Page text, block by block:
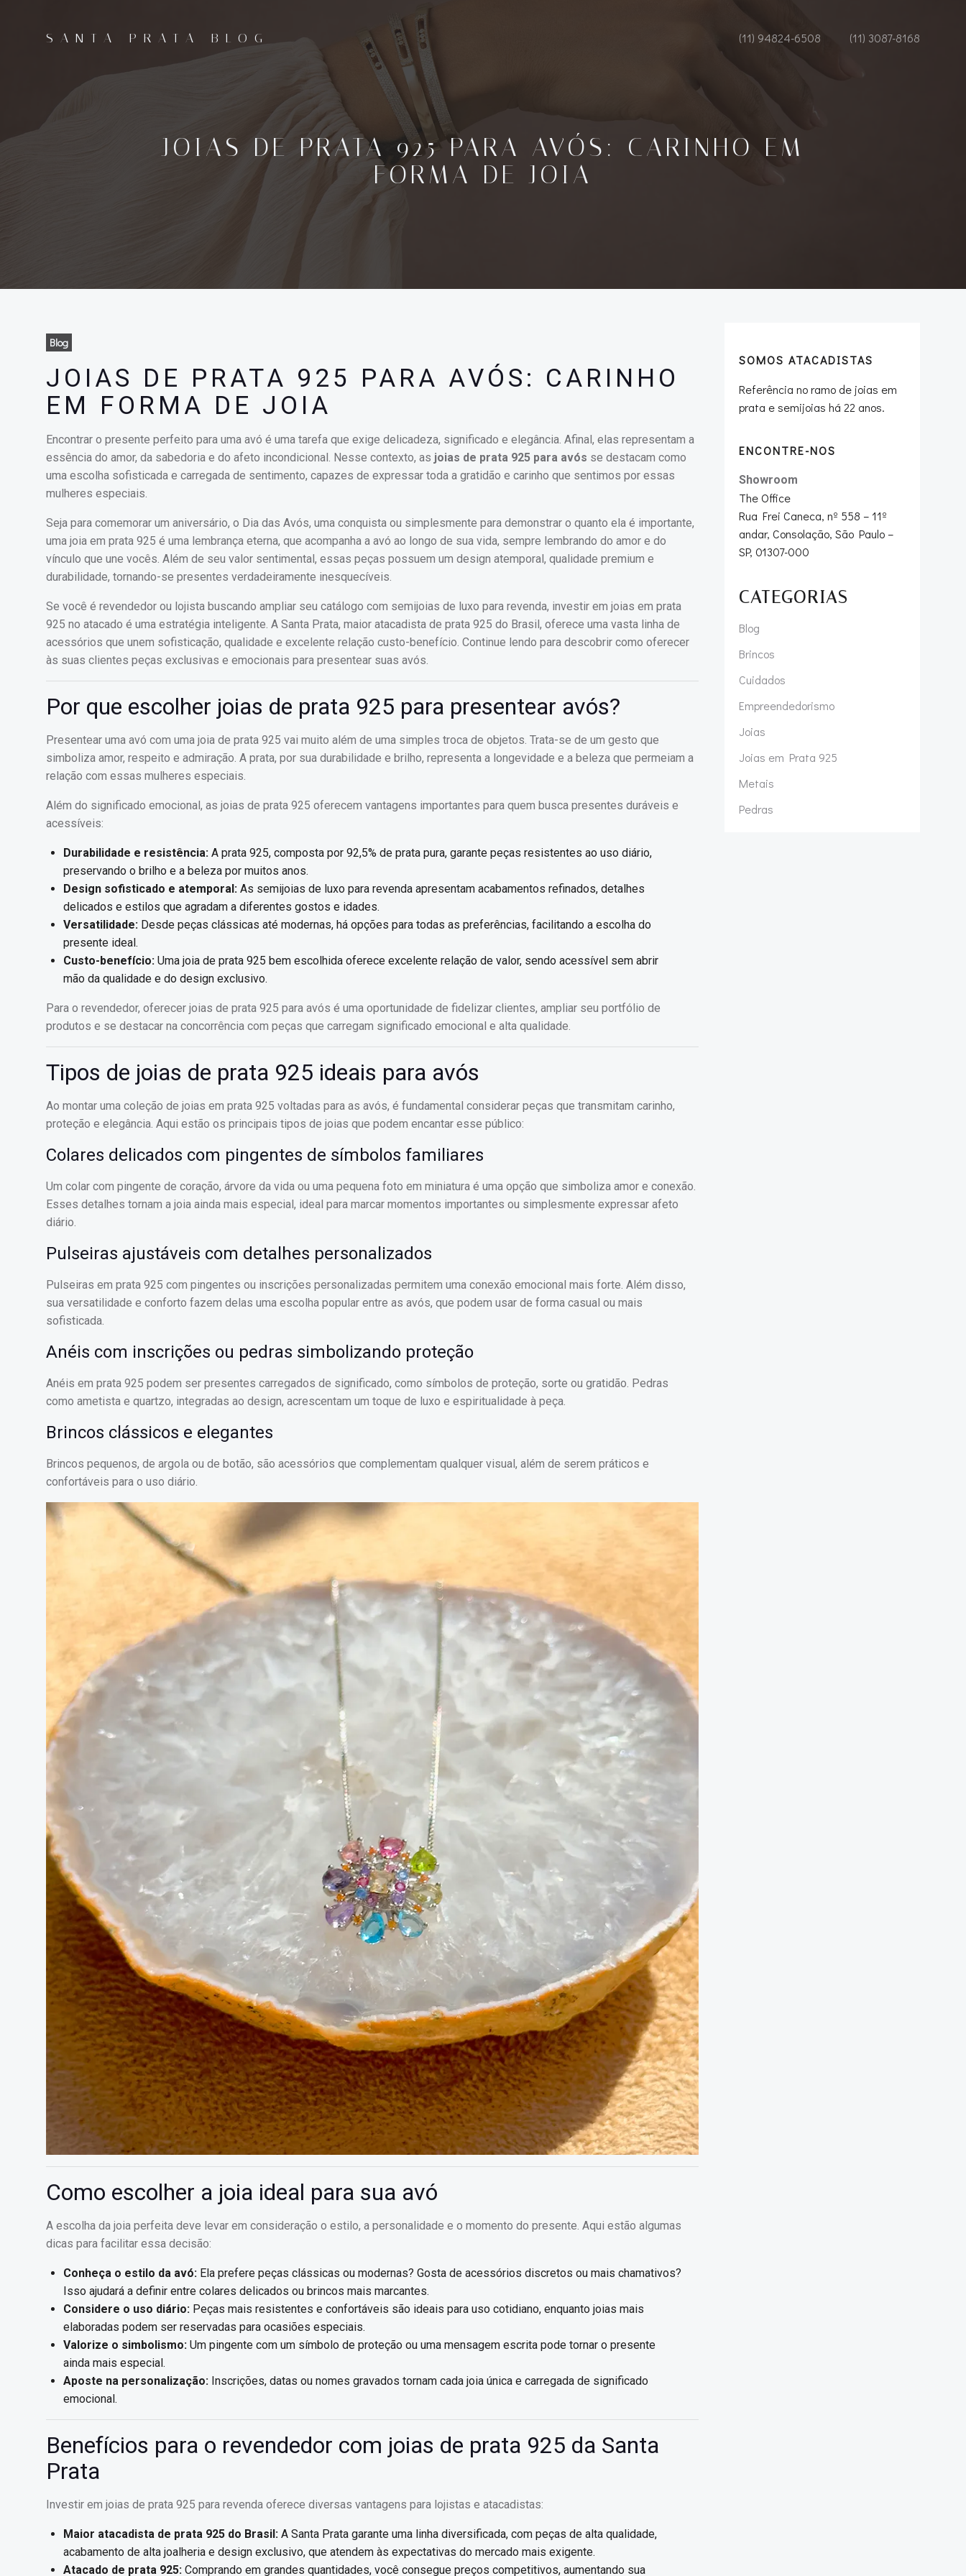
SANTA PRATA BLOG (11) 94824-6508 (11) 3087-8168
JOIAS DE PRATA 925 PARA AVÓS: CARINHO EM
FORMA DE JOIA
Blog
JOIAS DE PRATA 925 PARA AVÓS: CARINHO
EM FORMA DE JOIA
Encontrar o presente perfeito para uma avó é uma tarefa que exige delicadeza, significado e elegância. Afinal, elas representam a
essência do amor, da sabedoria e do afeto incondicional. Nesse contexto, as joias de prata 925 para avós se destacam como
uma escolha sofisticada e carregada de sentimento, capazes de expressar toda a gratidão e carinho que sentimos por essas
mulheres especiais.
Seja para comemorar um aniversário, o Dia das Avós, uma conquista ou simplesmente para demonstrar o quanto ela é importante,
uma joia em prata 925 é uma lembrança eterna, que acompanha a avó ao longo de sua vida, sempre lembrando do amor e do
vínculo que une vocês. Além de seu valor sentimental, essas peças possuem um design atemporal, qualidade premium e
durabilidade, tornando-se presentes verdadeiramente inesquecíveis.
Se você é revendedor ou lojista buscando ampliar seu catálogo com semijoias de luxo para revenda, investir em joias em prata
925 no atacado é uma estratégia inteligente. A Santa Prata, maior atacadista de prata 925 do Brasil, oferece uma vasta linha de
acessórios que unem sofisticação, qualidade e excelente relação custo-benefício. Continue lendo para descobrir como oferecer
às suas clientes peças exclusivas e emocionais para presentear suas avós.
Por que escolher joias de prata 925 para presentear avós?
Presentear uma avó com uma joia de prata 925 vai muito além de uma simples troca de objetos. Trata-se de um gesto que
simboliza amor, respeito e admiração. A prata, por sua durabilidade e brilho, representa a longevidade e a beleza que permeiam a
relação com essas mulheres especiais.
Além do significado emocional, as joias de prata 925 oferecem vantagens importantes para quem busca presentes duráveis e
acessíveis:
Durabilidade e resistência: A prata 925, composta por 92,5% de prata pura, garante peças resistentes ao uso diário,
preservando o brilho e a beleza por muitos anos.
Design sofisticado e atemporal: As semijoias de luxo para revenda apresentam acabamentos refinados, detalhes
delicados e estilos que agradam a diferentes gostos e idades.
Versatilidade: Desde peças clássicas até modernas, há opções para todas as preferências, facilitando a escolha do
presente ideal.
Custo-benefício: Uma joia de prata 925 bem escolhida oferece excelente relação de valor, sendo acessível sem abrir
mão da qualidade e do design exclusivo.
Para o revendedor, oferecer joias de prata 925 para avós é uma oportunidade de fidelizar clientes, ampliar seu portfólio de
produtos e se destacar na concorrência com peças que carregam significado emocional e alta qualidade.
Tipos de joias de prata 925 ideais para avós
Ao montar uma coleção de joias em prata 925 voltadas para as avós, é fundamental considerar peças que transmitam carinho,
proteção e elegância. Aqui estão os principais tipos de joias que podem encantar esse público:
Colares delicados com pingentes de símbolos familiares
Um colar com pingente de coração, árvore da vida ou uma pequena foto em miniatura é uma opção que simboliza amor e conexão.
Esses detalhes tornam a joia ainda mais especial, ideal para marcar momentos importantes ou simplesmente expressar afeto
diário.
Pulseiras ajustáveis com detalhes personalizados
Pulseiras em prata 925 com pingentes ou inscrições personalizadas permitem uma conexão emocional mais forte. Além disso,
sua versatilidade e conforto fazem delas uma escolha popular entre as avós, que podem usar de forma casual ou mais
sofisticada.
Anéis com inscrições ou pedras simbolizando proteção
Anéis em prata 925 podem ser presentes carregados de significado, como símbolos de proteção, sorte ou gratidão. Pedras
como ametista e quartzo, integradas ao design, acrescentam um toque de luxo e espiritualidade à peça.
Brincos clássicos e elegantes
Brincos pequenos, de argola ou de botão, são acessórios que complementam qualquer visual, além de serem práticos e
confortáveis para o uso diário.
Como escolher a joia ideal para sua avó
A escolha da joia perfeita deve levar em consideração o estilo, a personalidade e o momento do presente. Aqui estão algumas
dicas para facilitar essa decisão:
Conheça o estilo da avó: Ela prefere peças clássicas ou modernas? Gosta de acessórios discretos ou mais chamativos?
Isso ajudará a definir entre colares delicados ou brincos mais marcantes.
Considere o uso diário: Peças mais resistentes e confortáveis são ideais para uso cotidiano, enquanto joias mais
elaboradas podem ser reservadas para ocasiões especiais.
Valorize o simbolismo: Um pingente com um símbolo de proteção ou uma mensagem escrita pode tornar o presente
ainda mais especial.
Aposte na personalização: Inscrições, datas ou nomes gravados tornam cada joia única e carregada de significado
emocional.
Benefícios para o revendedor com joias de prata 925 da Santa
Prata
Investir em joias de prata 925 para revenda oferece diversas vantagens para lojistas e atacadistas:
Maior atacadista de prata 925 do Brasil: A Santa Prata garante uma linha diversificada, com peças de alta qualidade,
acabamento de alta joalheria e design exclusivo, que atendem às expectativas do mercado mais exigente.
Atacado de prata 925: Comprando em grandes quantidades, você consegue preços competitivos, aumentando sua
SOMOS ATACADISTAS
Referência no ramo de joias em
prata e semijoias há 22 anos.
ENCONTRE-NOS
Showroom
The Office
Rua Frei Caneca, nº 558 – 11º
andar, Consolação, São Paulo –
SP, 01307-000
CATEGORIAS
Blog
Brincos
Cuidados
Empreendedorismo
Joias
Joias em Prata 925
Metais
Pedras